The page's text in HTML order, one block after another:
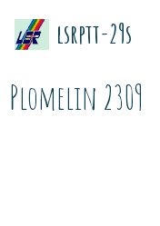
lsrptt-29s
Plomelin 2309